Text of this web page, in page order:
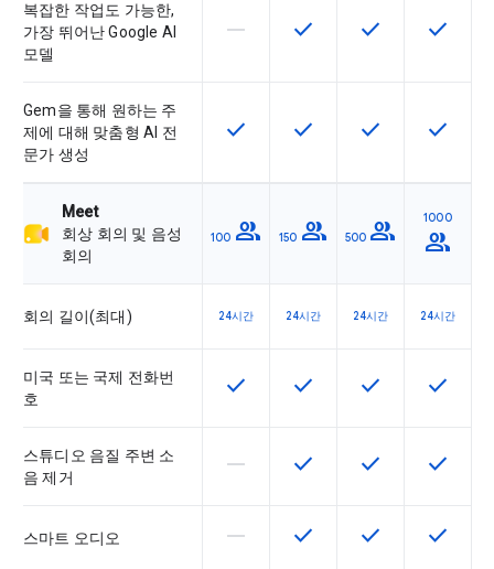
복잡한 작업도 가능한,
가장 뛰어난 Google AI
모델
이 기능은 이 SKU에서 지원되지
horizontal_rule 이 기능은 SKU에서 사용
check 이 기능은 SKU
check 이 기능
check
Gem을 통해 원하는 주
제에 대해 맞춤형 AI 전
문가 생성
이 기능은 SKU에서 사용할 수 있습
check 이 기능은 SKU에서 사용
check 이 기능은 SKU
check 이 기능
check
Meet
회상 회의 및 음성
회의
100 group 150 group 500 group 1000
group
회의 길이(최대) 24시간 24시간 24시간 24시간
미국 또는 국제 전화번
호
이 기능은 SKU에서 사용할 수 있습
check 이 기능은 SKU에서 사용
check 이 기능은 SKU
check 이 기능
check
스튜디오 음질 주변 소
음 제거
이 기능은 이 SKU에서 지원되지
horizontal_rule 이 기능은 SKU에서 사용
check 이 기능은 SKU
check 이 기능
check
스마트 오디오 이 기능은 이 SKU에서 지원되지
horizontal_rule 이 기능은 SKU에서 사용
check 이 기능은 SKU
check 이 기능
check